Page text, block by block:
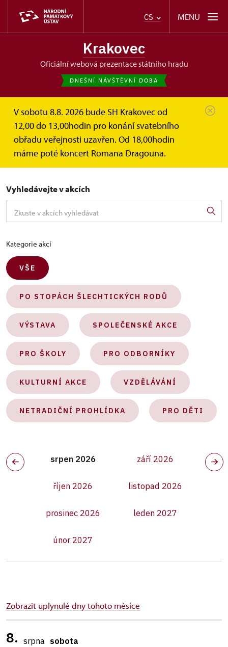
CS MENU
Krakovec
oficiální webová prezentace státního hradu
DNEŠNÍ NÁVŠTĚVNÍ DOBA
V sobotu 8.8. 2026 bude SH Krakovec od
12,00 do 13,00hodin pro konání svatebního
obřadu veřejnosti uzavřen. Od 18,00hodin
máme poté koncert Romana Dragouna.
Krakovec Akce
Akce
Vyhledávejte v akcích
Kategorie akcí
VŠE
PO STOPÁCH ŠLECHTICKÝCH RODŮ
VÝSTAVA SPOLEČENSKÉ AKCE
PRO ŠKOLY PRO ODBORNÍKY
KULTURNÍ AKCE VZDĚLÁVÁNÍ
NETRADIČNÍ PROHLÍDKA PRO DĚTI
srpen 2026 září 2026
říjen 2026 listopad 2026
prosinec 2026 leden 2027
únor 2027
Zobrazit uplynulé dny tohoto měsíce
8. srpna sobota